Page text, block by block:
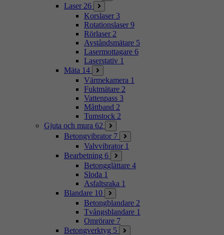
Laser 26
Korslaser 3
Rotationslaser 9
Rörlaser 2
Avståndsmätare 5
Lasermottagare 6
Laserstativ 1
Mäta 14
Värmekamera 1
Fuktmätare 2
Vattenpass 3
Måttband 2
Tumstock 2
Gjuta och mura 62
Betongvibrator 7
Valvvibrator 1
Bearbetning 6
Betongglättare 4
Sloda 1
Asfaltsraka 1
Blandare 10
Betongblandare 2
Tvångsblandare 1
Omrörare 7
Betongverktyg 5